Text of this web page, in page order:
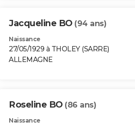
Jacqueline BO (94 ans)
Naissance
27/05/1929 à THOLEY (SARRE)
ALLEMAGNE
Roseline BO (86 ans)
Naissance